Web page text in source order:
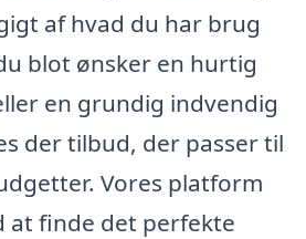
af hvad du har brug
blot ønsker en hurtig
en grundig indvendig
der tilbud, der passer til
Vores platform
at finde det perfekte